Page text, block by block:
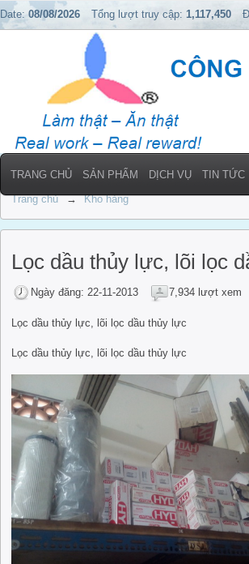
Lọc dầu thủy lực, lõi lọc
Ngày đăng: 22-11-2013 7,934 lượt xem
Lọc dầu thủy lực, lõi lọc dầu thủy lực
Lọc dầu thủy lực, lõi lọc dầu thủy lực
Trang chủ → Kho hàng
Date: 08/08/2026 Tổng lượt truy cập: 1,117,450
TRANG CHỦ SẢN PHẨM DỊCH VỤ TIN TỨC